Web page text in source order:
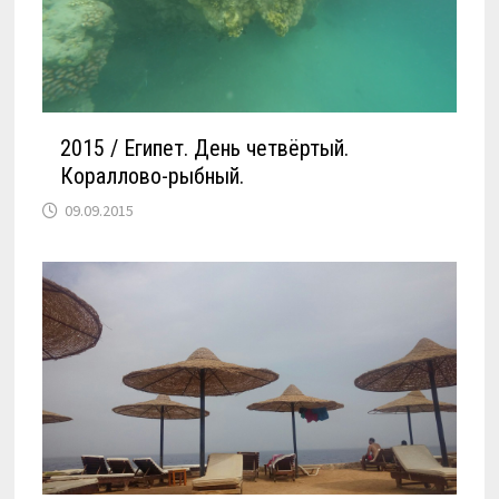
2015 / Египет. День четвёртый.
Кораллово-рыбный.
09.09.2015